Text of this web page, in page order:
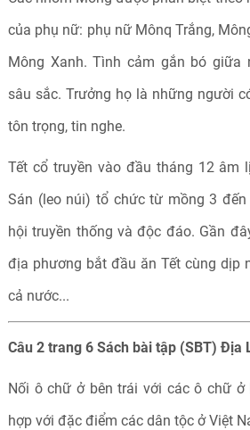
của phụ nữ: phụ nữ Mônq Trắng,
Mông Xanh. Tình cảm gắn bó giữa
sâu sắc. Trưởng họ là những người
tôn trọng, tin nghe.
Tết cổ truyền vào đầu tháng 12 âm
Sán (leo núi) tổ chức từ mồng 3
hội truyền thống và độc đáo. Gần
địa phương bắt đầu ăn Tết cùng dịp
cả nước...
Câu 2 trang 6 Sách bài tập (SBT) Địa
Nối ô chữ ở bên trái với các ô chữ ở
hợp với đặc điểm các dân tộc ở Việt